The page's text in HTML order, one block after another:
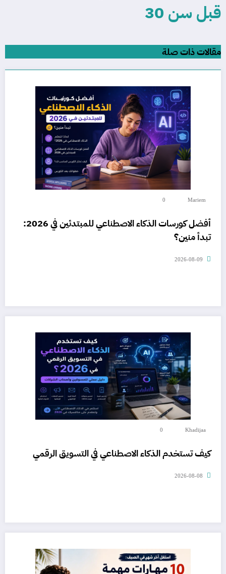
قبل سن 30
مقالات ذات صلة
Mariem
0
أفضل كورسات الذكاء الاصطناعي للمبتدئين في 2026:
تبدأ منين؟
2026-08-09
Khadijaa
0
كيف تستخدم الذكاء الاصطناعي في التسويق الرقمي
2026-08-08